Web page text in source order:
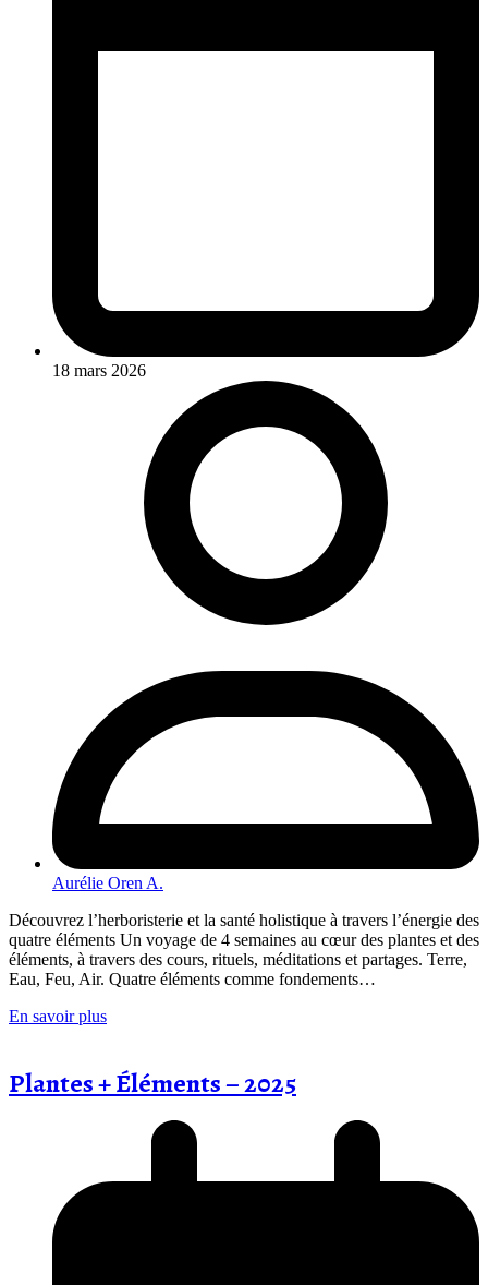
18 mars 2026
Aurélie Oren A.
Découvrez l’herboristerie et la santé holistique à travers l’énergie des
quatre éléments Un voyage de 4 semaines au cœur des plantes et des
éléments, à travers des cours, rituels, méditations et partages. Terre,
Eau, Feu, Air. Quatre éléments comme fondements…
En savoir plus
Plantes + Éléments – 2025